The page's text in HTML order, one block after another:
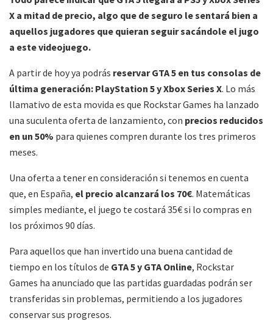
X a mitad de precio, algo que de seguro le sentará bien a
aquellos jugadores que quieran seguir sacándole el jugo
a este videojuego.
A partir de hoy ya podrás reservar GTA 5 en tus consolas de
última generación: PlayStation 5 y Xbox Series X. Lo más
llamativo de esta movida es que Rockstar Games ha lanzado
una suculenta oferta de lanzamiento, con precios reducidos
en un 50% para quienes compren durante los tres primeros
meses.
Una oferta a tener en consideración si tenemos en cuenta
que, en España, el precio alcanzará los 70€. Matemáticas
simples mediante, el juego te costará 35€ si lo compras en
los próximos 90 días.
Para aquellos que han invertido una buena cantidad de
tiempo en los títulos de GTA 5 y GTA Online, Rockstar
Games ha anunciado que las partidas guardadas podrán ser
transferidas sin problemas, permitiendo a los jugadores
conservar sus progresos.